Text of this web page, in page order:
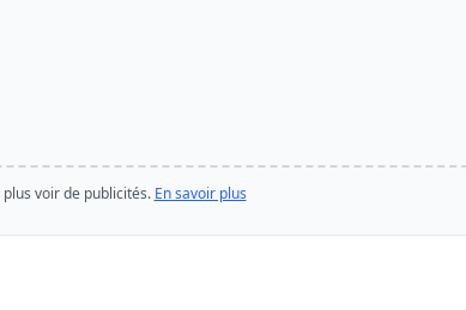
voir de publicités. En savoir plus